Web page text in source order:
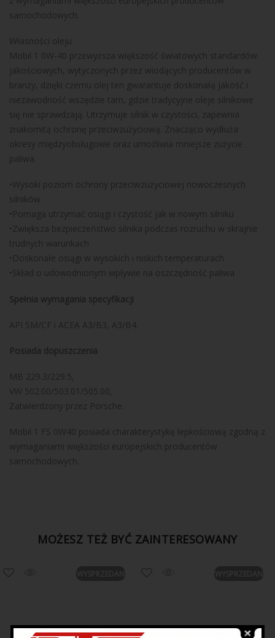
samochodowych.
Własności oleju
Mobil 1 0W-40 przewyższa większość światowych standardów
jakościowych, wytyczonych przez wiodących producentów w
branży, dzięki czemu olej ten gwarantuje doskonałą jakość i
niezawodność wszędzie tam, gdzie tradycyjne oleje silnikowe
się nie sprawdzają. Utrzymuje silnik w czystości, zapewnia
znakomitą ochronę przeciwzużyciową. Znacząco wydłuża
okresy międzyobsługowe oraz umożliwia mniejsze zużycie
paliwa.
•Wysoki poziom ochrony przeciwzużyciowej nowoczesnych
silników
•Pomaga utrzymać osiągi i czystość jak w nowym silniku
•Zwiększa bezpieczeństwo silnika podczas rozruchu w skrajnie
trudnych warunkach
•Doskonałe osiągi w wysokich i niskich temperaturach
•Skład o udowodnionym wpływie na oszczędność paliwa
Spełnia wymagania specyfikacji
API SM/CF i ACEA A3/B3, A3/B4.
Posiada dopuszczenia
MB 229.3/229.5,
VW 502.00/503.01/505.00,
Zatwierdzony przez Porsche.
Mobil 1 FS 0W40 posiada charakterystykę lepkościową zgodną z
wymaganiami większości europejskich producentów
samochodowych.
MOŻESZ TEŻ BYĆ ZAINTERESOWANY